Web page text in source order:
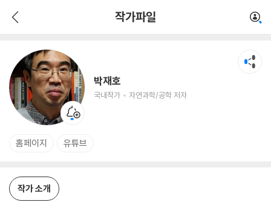
작가파일
박재호
국내작가 자연과학/공학 저자
자연과학/공학 저자
홈페이지 유튜브
작가 소개